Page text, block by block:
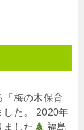
「梅の木保育
した。 2020年
ました
福島